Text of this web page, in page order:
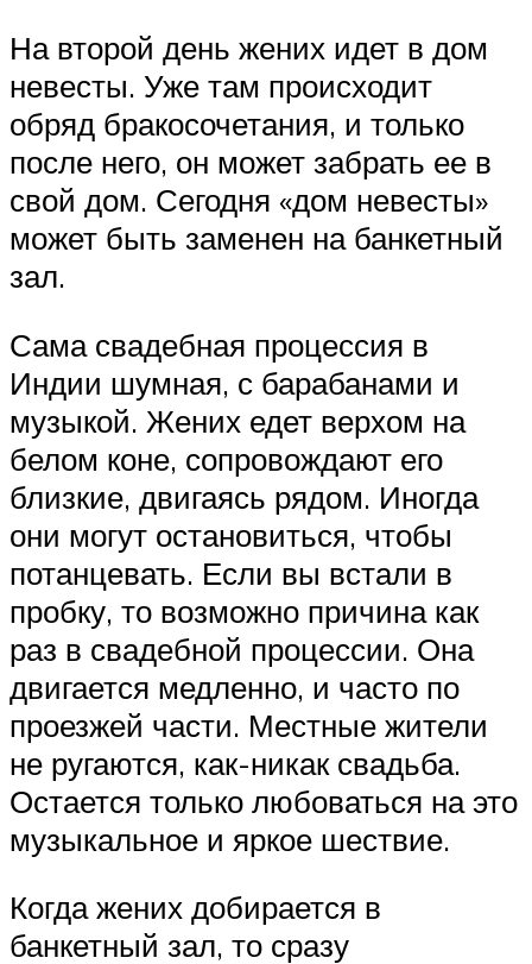
На второй день жених идет в дом
невесты. Уже там происходит
обряд бракосочетания, и только
после него, он может забрать ее в
свой дом. Сегодня «дом невесты»
может быть заменен на банкетный
зал.
Сама свадебная процессия в
Индии шумная, с барабанами и
музыкой. Жених едет верхом на
белом коне, сопровождают его
близкие, двигаясь рядом. Иногда
они могут остановиться, чтобы
потанцевать. Если вы встали в
пробку, то возможно причина как
раз в свадебной процессии. Она
двигается медленно, и часто по
проезжей части. Местные жители
не ругаются, как-никак свадьба.
Остается только любоваться на это
музыкальное и яркое шествие.
Когда жених добирается в
банкетный зал, то сразу